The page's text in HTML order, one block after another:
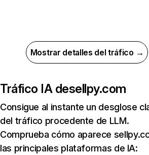
Mostrar detalles del tráfico →
Tráfico IA desellpy.com
Consigue al instante un desglose
del tráfico procedente de LLM.
Comprueba cómo aparece
las principales plataformas de IA: